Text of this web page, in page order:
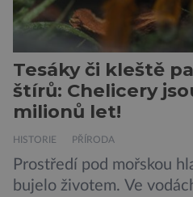
Tesáky či kleště
štírů: Chelicery
milionů let!
HISTORIE PŘÍRODA
Prostředí pod mořskou
bujelo životem. Ve